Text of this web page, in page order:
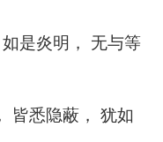
是炎明， 无与等
悉隐蔽， 犹如